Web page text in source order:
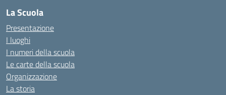
La Scuola
Presentazione
I luoghi
I numeri della scuola
Le carte della scuola
Organizzazione
La storia